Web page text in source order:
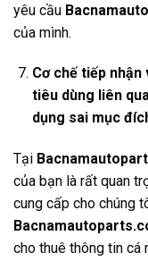
yêu cầu
của mình.
Cơ chế tiếp
tiêu dùng liên
dụng sai mục
Tại
của bạn là rất quan
cung cấp cho chúng
Bacnamautoparts
cho thuê thông tin cá